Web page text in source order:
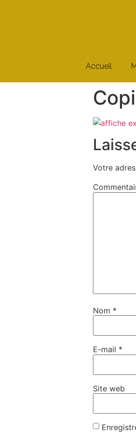
Accueil
Votre
Nom *
E-mail *
Site web